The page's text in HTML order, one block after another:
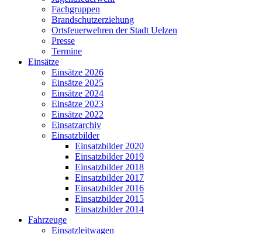
Fachgruppen
Brandschutzerziehung
Ortsfeuerwehren der Stadt Uelzen
Presse
Termine
Einsätze
Einsätze 2026
Einsätze 2025
Einsätze 2024
Einsätze 2023
Einsätze 2022
Einsatzarchiv
Einsatzbilder
Einsatzbilder 2020
Einsatzbilder 2019
Einsatzbilder 2018
Einsatzbilder 2017
Einsatzbilder 2016
Einsatzbilder 2015
Einsatzbilder 2014
Fahrzeuge
Einsatzleitwagen